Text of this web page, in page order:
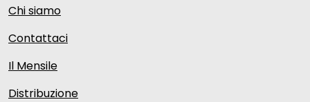
Chi siamo
Contattaci
Il Mensile
Distribuzione